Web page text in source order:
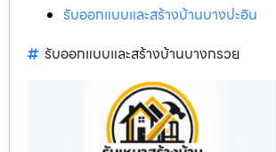
รับออกแบบและสร้างบ้านบางปะอิน
รับออกแบบและสร้างบ้านบางกรวย